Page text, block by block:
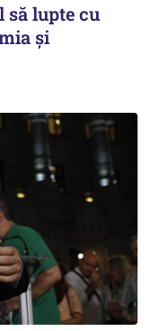
să lupte cu
și